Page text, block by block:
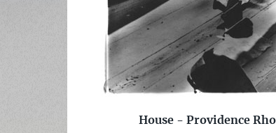
House - Providence